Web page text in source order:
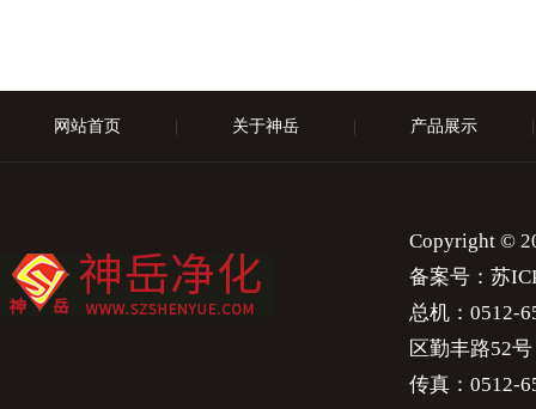
网站首页 关于神岳 产品展示
Copyright ©
备案号： 苏
总机：0512-
区勤丰路52号
传真：0512-